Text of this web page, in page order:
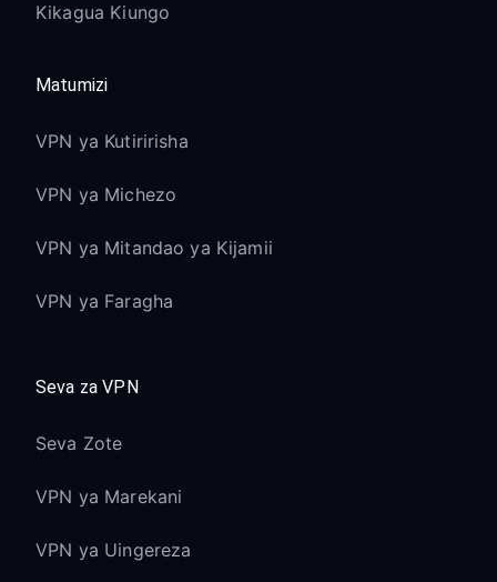
Kikagua Kiungo
Matumizi
VPN ya Kutiririsha
VPN ya Michezo
VPN ya Mitandao ya Kijamii
VPN ya Faragha
Seva za VPN
Seva Zote
VPN ya Marekani
VPN ya Uingereza